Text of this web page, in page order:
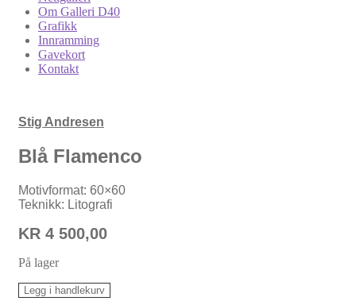
Om Galleri D40
Grafikk
Innramming
Gavekort
Kontakt
Stig Andresen
Blå Flamenco
Motivformat: 60×60
Teknikk: Litografi
KR 4 500,00
På lager
BlåLegg i handlekurv